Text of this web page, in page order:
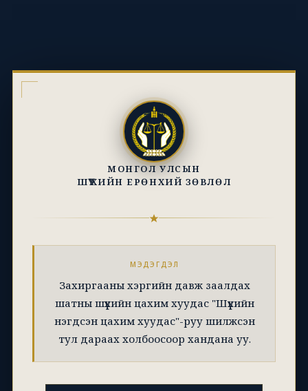
МОНГОЛ УЛСЫН
ШҮҮХИЙН ЕРӨНХИЙ ЗӨВЛӨЛ
МЭДЭГДЭЛ
Захиргааны хэргийн давж заалдах
шатны шүүхийн цахим хуудас "Шүүхийн
нэгдсэн цахим хуудас"-руу шилжсэн
тул дараах холбоосоор хандана уу.